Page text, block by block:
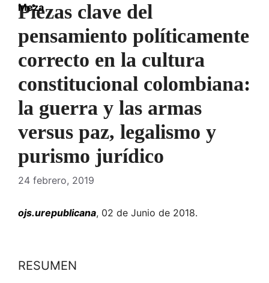
Piezas clave del
pensamiento políticamente
correcto en la cultura
constitucional colombiana:
la guerra y las armas
versus paz, legalismo y
purismo jurídico
24 febrero, 2019
ojs.urepublicana, 02 de Junio de 2018.
RESUMEN
Meza